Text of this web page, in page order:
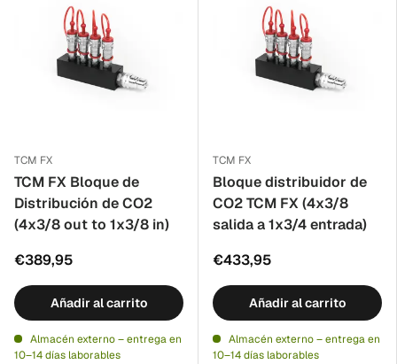
TCM FX
TCM FX Bloque de
Distribución de CO2
(4x3/8 out to 1x3/8 in)
€389,95
Añadir al carrito
Almacén externo – entrega en
10–14 días laborables
TCM FX
Bloque distribuidor de
CO2 TCM FX (4x3/8
salida a 1x3/4 entrada)
€433,95
Añadir al carrito
Almacén externo – entrega en
10–14 días laborables